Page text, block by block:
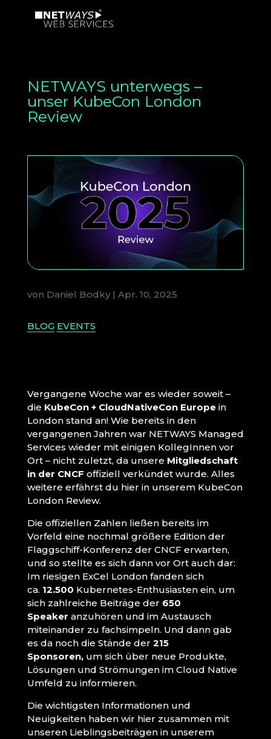
NETWAYS unterwegs –
unser KubeCon London
Review
von Daniel Bodky| Apr. 10, 2025
BLOG EVENTS
Vergangene Woche war es wieder soweit –
die KubeCon + CloudNativeCon Europe in
London stand an! Wie bereits in den
vergangenen Jahren war NETWAYS Managed
Services wieder mit einigen KollegInnen vor
Ort – nicht zuletzt, da unsere Mitgliedschaft
in der CNCF offiziell verkündet wurde. Alles
weitere erfährst du hier in unserem KubeCon
London Review.
Die offiziellen Zahlen ließen bereits im
Vorfeld eine nochmal größere Edition der
Flaggschiff-Konferenz der CNCF erwarten,
und so stellte es sich dann vor Ort auch dar:
Im riesigen ExCel London fanden sich
ca. 12.500 Kubernetes-Enthusiasten ein, um
sich zahlreiche Beiträge der 650
Speaker anzuhören und im Austausch
miteinander zu fachsimpeln. Und dann gab
es da noch die Stände der 215
Sponsoren, um sich über neue Produkte,
Lösungen und Strömungen im Cloud Native
Umfeld zu informieren.
Die wichtigsten Informationen und
Neuigkeiten haben wir hier zusammen mit
unseren Lieblingsbeiträgen in unserem